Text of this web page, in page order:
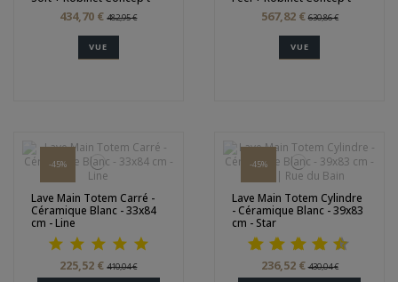
434,70 €482,95 €
VUE
567,82 €630,86 €
VUE
-45%
Lave Main Totem Carré -
Céramique Blanc - 33x84
cm - Line
225,52 €410,04 €
-45%
Lave Main Totem Cylindre
- Céramique Blanc - 39x83
cm - Star
236,52 €430,04 €